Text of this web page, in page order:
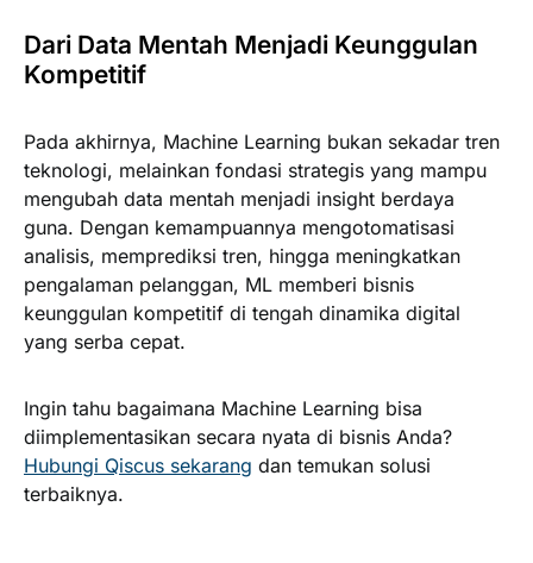
Dari Data Mentah Menjadi Keunggulan
Kompetitif
Pada akhirnya, Machine Learning bukan sekadar tren
teknologi, melainkan fondasi strategis yang mampu
mengubah data mentah menjadi insight berdaya
guna. Dengan kemampuannya mengotomatisasi
analisis, memprediksi tren, hingga meningkatkan
pengalaman pelanggan, ML memberi bisnis
keunggulan kompetitif di tengah dinamika digital
yang serba cepat.
Ingin tahu bagaimana Machine Learning bisa
diimplementasikan secara nyata di bisnis Anda?
Hubungi Qiscus sekarang dan temukan solusi
terbaiknya.